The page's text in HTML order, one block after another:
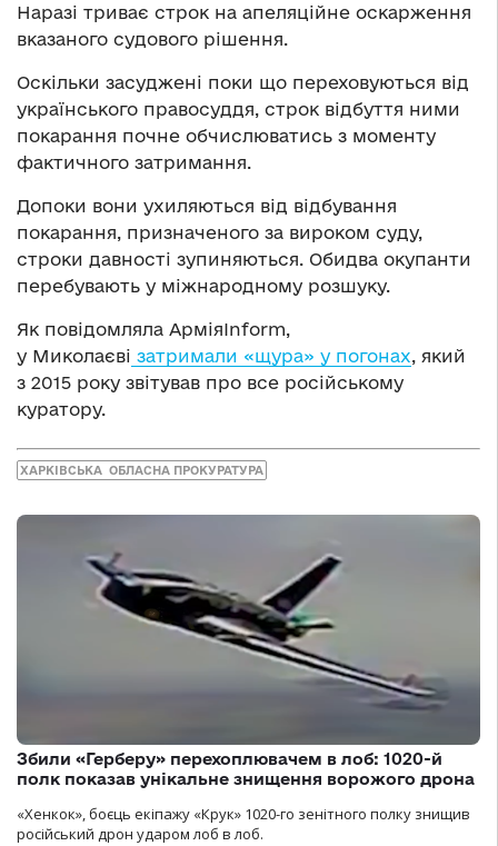
Наразі триває строк на апеляційне оскарження
вказаного судового рішення.
Оскільки засуджені поки що переховуються від
українського правосуддя, строк відбуття ними
покарання почне обчислюватись з моменту
фактичного затримання.
Допоки вони ухиляються від відбування
покарання, призначеного за вироком суду,
строки давності зупиняються. Обидва окупанти
перебувають у міжнародному розшуку.
Як повідомляла АрміяInform,
у Миколаєві затримали «щура» у погонах, який
з 2015 року звітував про все російському
куратору.
ХАРКІВСЬКА ОБЛАСНА ПРОКУРАТУРА
Збили «Герберу» перехоплювачем в лоб: 1020-й
полк показав унікальне знищення ворожого дрона
«Хенкок», боєць екіпажу «Крук» 1020-го зенітного полку знищив
російський дрон ударом лоб в лоб.